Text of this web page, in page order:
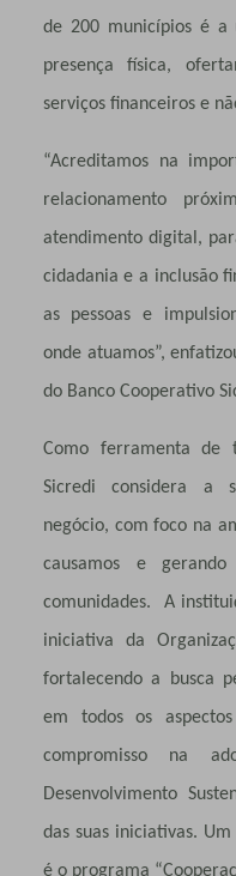
de 200 municípios é a
presença física,
serviços financeiros e
“Acreditamos na
relacionamento
atendimento digital,
cidadania e a inclusão
as pessoas e
onde atuamos”,
do Banco Cooperativo
Como ferramenta de
Sicredi considera a
negócio, com foco na
causamos e
comunidades. A
iniciativa da
fortalecendo a busca
em todos os
compromisso na
Desenvolvimento
das suas iniciativas.
é o programa